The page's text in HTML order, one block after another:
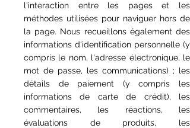
l'interaction entre les pages et les
méthodes utilisées pour naviguer hors de
la page. Nous recueillons également des
informations d'identification personnelle (y
compris le nom, l'adresse électronique, le
mot de passe, les communications) ; les
détails de paiement (y compris les
informations de carte de crédit), les
commentaires, les réactions, les
évaluations de produits, les